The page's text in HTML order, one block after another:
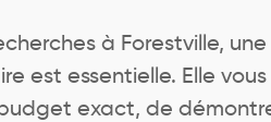
à Forestville, une
est essentielle. Elle vous
exact, de